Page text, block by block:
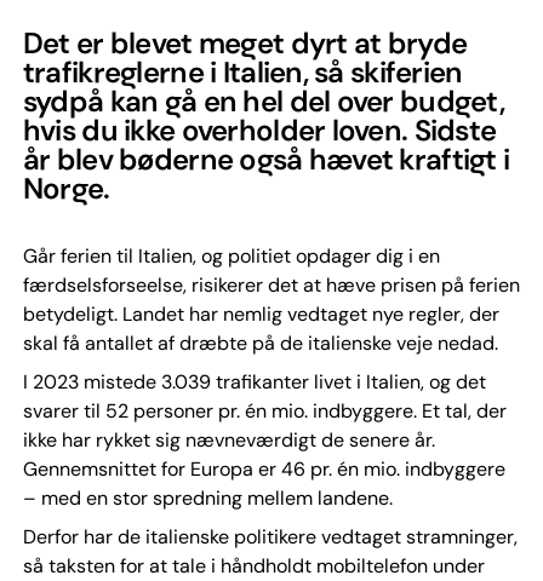
Det er blevet meget dyrt at bryde
trafikreglerne i Italien, så skiferien
sydpå kan gå en hel del over budget,
hvis du ikke overholder loven. Sidste
år blev bøderne også hævet kraftigt i
Norge.
Går ferien til Italien, og politiet opdager dig i en
færdselsforseelse, risikerer det at hæve prisen på ferien
betydeligt. Landet har nemlig vedtaget nye regler, der
skal få antallet af dræbte på de italienske veje nedad.
I 2023 mistede 3.039 trafikanter livet i Italien, og det
svarer til 52 personer pr. én mio. indbyggere. Et tal, der
ikke har rykket sig nævneværdigt de senere år.
Gennemsnittet for Europa er 46 pr. én mio. indbyggere
– med en stor spredning mellem landene.
Derfor har de italienske politikere vedtaget stramninger,
så taksten for at tale i håndholdt mobiltelefon under